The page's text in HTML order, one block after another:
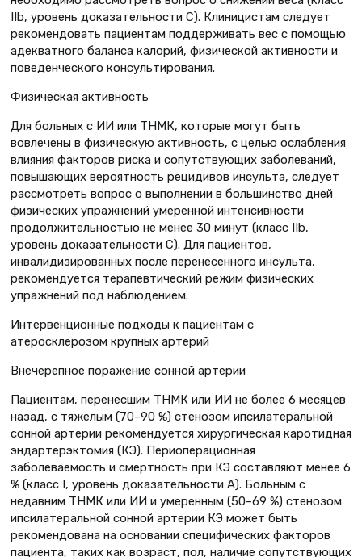
IIb, уровень доказательности C). Клиницистам следует
рекомендовать пациентам поддерживать вес с помощью
адекватного баланса калорий, физической активности и
поведенческого консультирования.
Физическая активность
Для больных с ИИ или ТНМК, которые могут быть
вовлечены в физическую активность, с целью ослабления
влияния факторов риска и сопутствующих заболеваний,
повышающих вероятность рецидивов инсульта, следует
рассмотреть вопрос о выполнении в большинство дней
физических упражнений умеренной интенсивности
продолжительностью не менее 30 минут (класс IIb,
уровень доказательности C). Для пациентов,
инвалидизированных после перенесенного инсульта,
рекомендуется терапевтический режим физических
упражнений под наблюдением.
Интервенционные подходы к пациентам с
атеросклерозом крупных артерий
Внечерепное поражение сонной артерии
Пациентам, перенесшим ТНМК или ИИ не более 6 месяцев
назад, с тяжелым (70–90 %) стенозом ипсилатеральной
сонной артерии рекомендуется хирургическая каротидная
эндартерэктомия (КЭ). Периоперационная
заболеваемость и смертность при КЭ составляют менее 6
% (класс I, уровень доказательности А). Больным с
недавним ТНМК или ИИ и умеренным (50–69 %) стенозом
ипсилатеральной сонной артерии КЭ может быть
рекомендована на основании специфических факторов
пациента, таких как возраст, пол, наличие сопутствующих